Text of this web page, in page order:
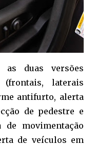
as duas versões
laterais
antifurto, alerta
de pedestre e
de movimentação
de veículos em